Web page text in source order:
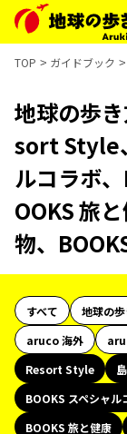
TOP ガイドブック
地球の歩
sort Style
ルコラボ
OOKS 旅
物、
すべて 地球の
aruco 海外
Resort Style
BOOKS スペシャル
BOOKS 旅と健康